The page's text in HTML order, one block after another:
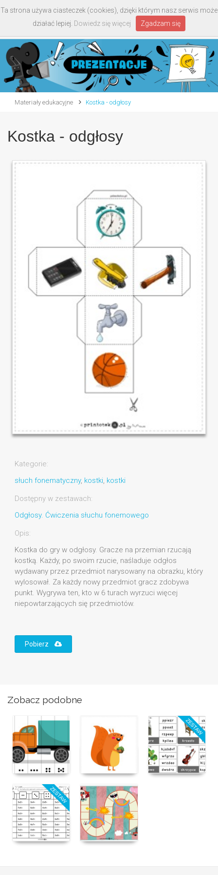
Materiały edukacyjne Kostka - odgłosy
Kostka - odgłosy
Kategorie:
słuch fonematyczny, kostki, kostki
Dostępny w zestawach:
Odgłosy. Ćwiczenia słuchu fonemowego
Opis:
Kostka do gry w odgłosy. Gracze na przemian rzucają
kostką. Każdy, po swoim rzucie, naśladuje odgłos
wydawany przez przedmiot narysowany na obrazku, który
wylosował. Za każdy nowy przedmiot gracz zdobywa
punkt. Wygrywa ten, kto w 6 turach wyrzuci więcej
niepowtarzających się przedmiotów.
Pobierz
Zobacz podobne
Ta strona używa ciasteczek (cookies), dzięki którym nasz serwis może
działać lepiej. Dowiedz się więcej Zgadzam się